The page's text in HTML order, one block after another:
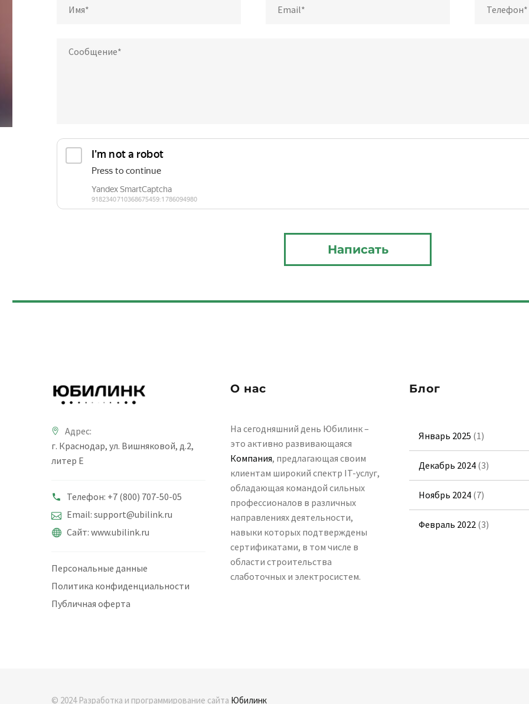
Адрес:
г. Краснодар, ул. Вишняковой, д.2,
литер Е
Телефон: +7 (800) 707-50-05
Email: support@ubilink.ru
Сайт: www.ubilink.ru
Персональные данные
Политика конфиденциальности
Публичная оферта
О нас
На сегодняшний день Юбилинк –
это активно развивающаяся
Компания, предлагающая своим
клиентам широкий спектр IT-услуг,
обладающая командой сильных
профессионалов в различных
направлениях деятельности,
навыки которых подтверждены
сертификатами, в том числе в
области строительства
слаботочных и электросистем.
Блог
Январь 2025 (1)
Декабрь 2024 (3)
Ноябрь 2024 (7)
Февраль 2022 (3)
© 2024 Разработка и программирование сайта Юбилинк